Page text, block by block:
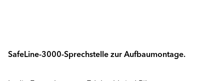
SafeLine-3000-Sprechstelle zur Aufbaumontage.